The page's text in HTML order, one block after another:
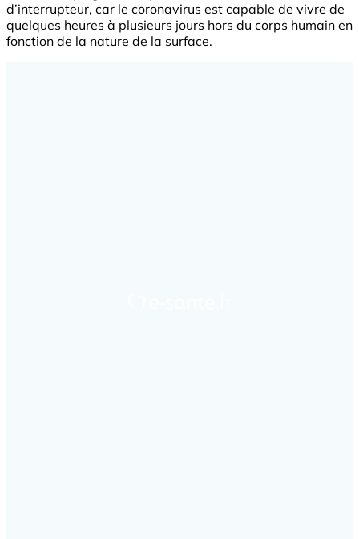
d’interrupteur, car le coronavirus est capable de vivre de
quelques heures à plusieurs jours hors du corps humain en
fonction de la nature de la surface.